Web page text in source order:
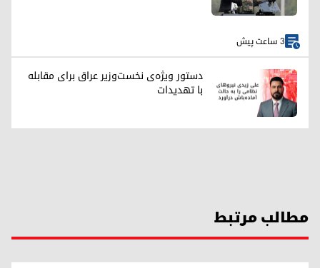
3 ساعت پیش
دستور ویژه‌ی نخست‌وزیر عراق برای مقابله
با تهدیدات
مطالب مرتبط